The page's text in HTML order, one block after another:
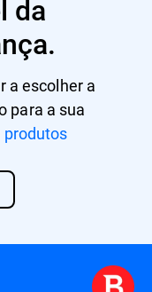
da
a escolher a
para a sua
produtos